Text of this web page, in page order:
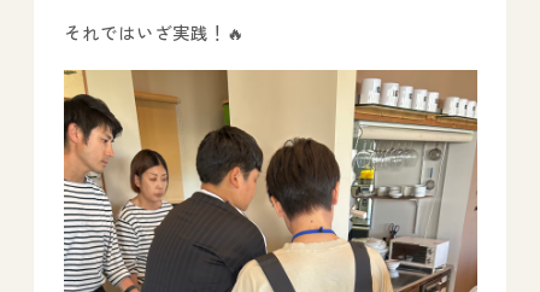
それではいざ実践！🔥